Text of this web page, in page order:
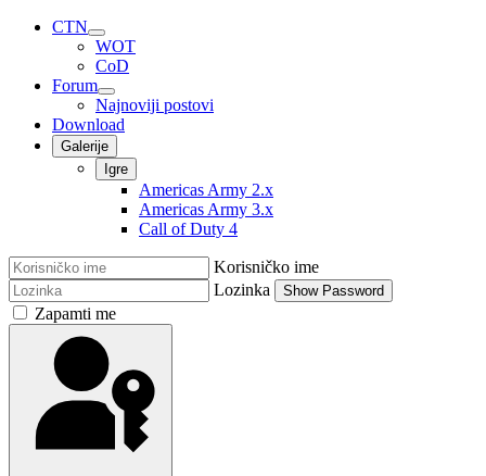
CTN
WOT
CoD
Forum
Najnoviji postovi
Download
Galerije
Igre
Americas Army 2.x
Americas Army 3.x
Call of Duty 4
Korisničko ime
Lozinka
Show Password
Zapamti me